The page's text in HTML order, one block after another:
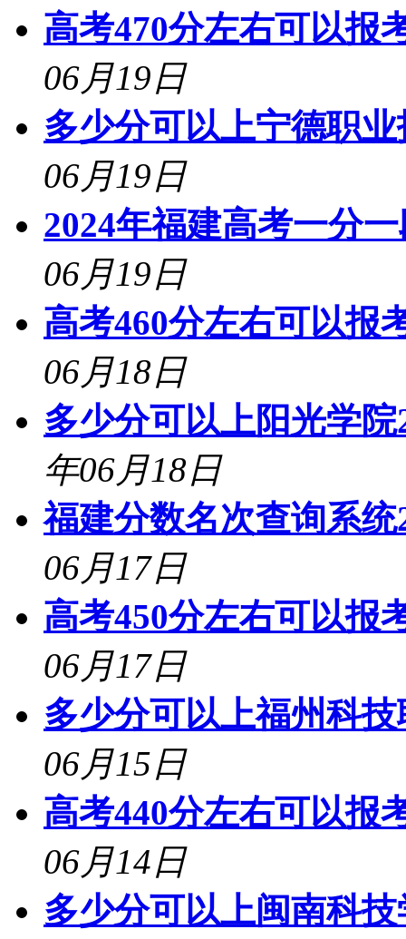
高考470分左右可以报
06月19日
多少分可以上宁德职
06月19日
2024年福建高考一分
06月19日
高考460分左右可以报
06月18日
多少分可以上阳光学
年06月18日
福建分数名次查询系
06月17日
高考450分左右可以报
06月17日
多少分可以上福州科
06月15日
高考440分左右可以报
06月14日
多少分可以上闽南科